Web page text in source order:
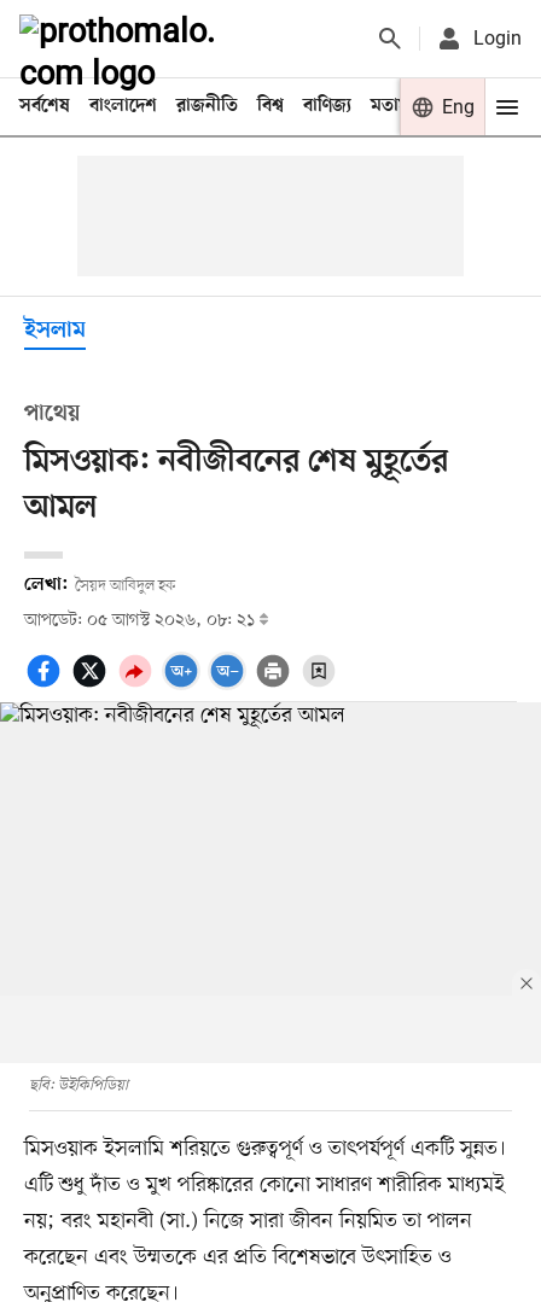
Login
সর্বশেষ বাংলাদেশ রাজনীতি বিশ্ব বাণিজ্য মতামত খেলা
Eng
ইসলাম
পাথেয়
মিসওয়াক: নবীজীবনের শেষ মুহূর্তের
আমল
লেখা: সৈয়দ আবিদুল হক
আপডেট: ০৫ আগস্ট ২০২৬, ০৮: ২১
ছবি: উইকিপিডিয়া
মিসওয়াক ইসলামি শরিয়তে গুরুত্বপূর্ণ ও তাৎপর্যপূর্ণ একটি সুন্নত।
এটি শুধু দাঁত ও মুখ পরিষ্কারের কোনো সাধারণ শারীরিক মাধ্যমই
নয়; বরং মহানবী (সা.) নিজে সারা জীবন নিয়মিত তা পালন
করেছেন এবং উম্মতকে এর প্রতি বিশেষভাবে উৎসাহিত ও
অনুপ্রাণিত করেছেন।